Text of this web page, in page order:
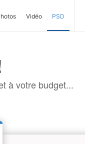
Vidéo PSD
à votre budget...